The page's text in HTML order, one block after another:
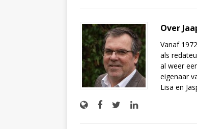
Over
Vanaf
als
al weer
eigenaar
Lisa en